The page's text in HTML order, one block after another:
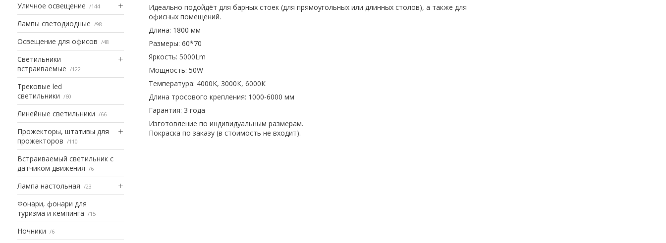
Уличное освещение 144
Лампы светодиодные 98
Освещение для офисов 48
Светильники
встраиваемые
122
Трековые led
светильники
60
Линейные светильники 66
Прожекторы, штативы для
прожекторов
110
Встраиваемый светильник с
датчиком движения
6
Лампа настольная 23
Фонари, фонари для
туризма и кемпинга
15
Ночники 6
Идеально подойдёт для барных стоек (для прямоугольных или длинных столов), а также для
офисных помещений.
Длина: 1800 мм
Размеры: 60*70
Яркость: 5000Lm
Мощность: 50W
Температура: 4000K, 3000К, 6000К
Длина тросового крепления: 1000-6000 мм
Гарантия: 3 года
Изготовление по индивидуальным размерам.
Покраска по заказу (в стоимость не входит).